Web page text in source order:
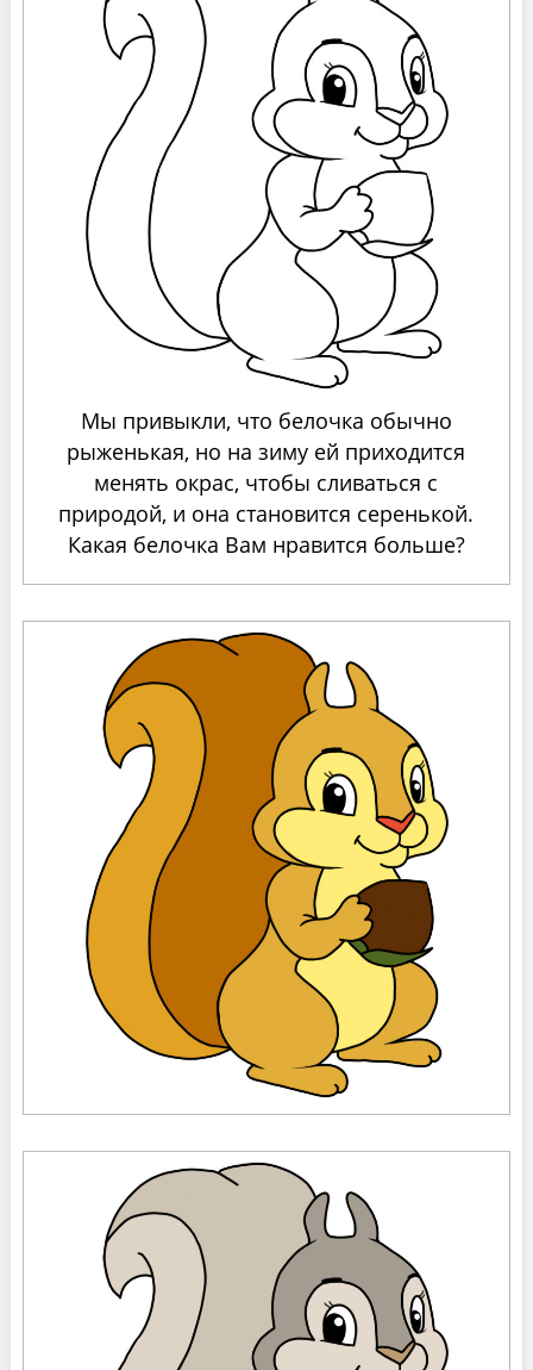
Мы привыкли, что белочка обычно
рыженькая, но на зиму ей приходится
менять окрас, чтобы сливаться с
природой, и она становится серенькой.
Какая белочка Вам нравится больше?